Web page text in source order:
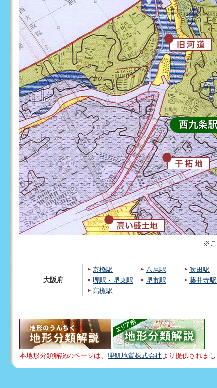
※こ
大阪府
京橋駅
堺駅・堺東駅
高槻駅
八尾駅
堺市駅
吹田駅
藤井寺駅
本地形分類解説のページは、 理研地質株式会社より提供されま